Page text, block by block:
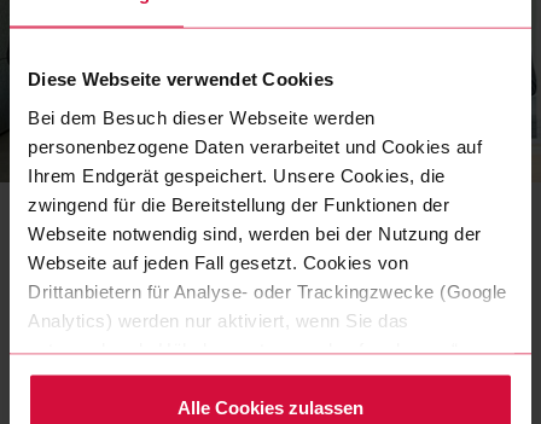
Diese Webseite verwendet Cookies
Bei dem Besuch dieser Webseite werden
personenbezogene Daten verarbeitet und Cookies auf
Ihrem Endgerät gespeichert. Unsere Cookies, die
zwingend für die Bereitstellung der Funktionen der
Webseite notwendig sind, werden bei der Nutzung der
Webseite auf jeden Fall gesetzt. Cookies von
Drittanbietern für Analyse- oder Trackingzwecke (Google
Analytics) werden nur aktiviert, wenn Sie das
entsprechende Häkchen setzen und auf „zulassen“
klicken. Mehr dazu (einschließlich der Möglichkeit, die
Einwilligungserklärung zu widerrufen) erfahren Sie in
Alle Cookies zulassen
13 MAI 2022
Coroplast Tape und der
Bergische HC – es geht in die
Verlängerung!
Coroplast Tape und der Bergische Handball Club 06
verlängern ihre erfolgreiche Partnerschaft bis Sommer
2024 um weitere zwei weitere Spielzeiten.